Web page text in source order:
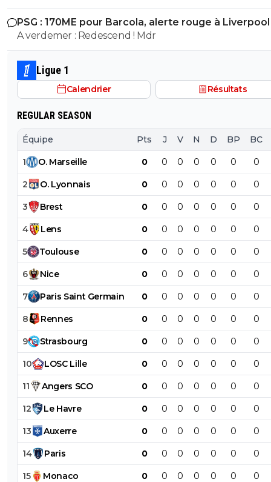
Marseille. Il est cramé en plus
PSG : 170ME pour Barcola, alerte rouge à Liverpool
A verdemer : Redescend ! Mdr
Ligue 1
Calendrier Résultats
REGULAR SEASON
Équipe Pts J V N D BP BC
1 O. Marseille 0 0 0 0 0 0 0
2 O. Lyonnais 0 0 0 0 0 0 0
3 Brest 0 0 0 0 0 0 0
4 Lens 0 0 0 0 0 0 0
5 Toulouse 0 0 0 0 0 0 0
6 Nice 0 0 0 0 0 0 0
7 Paris Saint Germain 0 0 0 0 0 0 0
8 Rennes 0 0 0 0 0 0 0
9 Strasbourg 0 0 0 0 0 0 0
10 LOSC Lille 0 0 0 0 0 0 0
11 Angers SCO 0 0 0 0 0 0 0
12 Le Havre 0 0 0 0 0 0 0
13 Auxerre 0 0 0 0 0 0 0
14 Paris 0 0 0 0 0 0 0
15 Monaco 0 0 0 0 0 0 0